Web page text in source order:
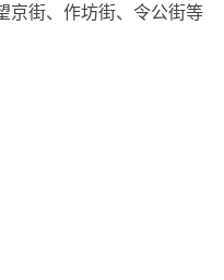
京街、作坊街、令公街等